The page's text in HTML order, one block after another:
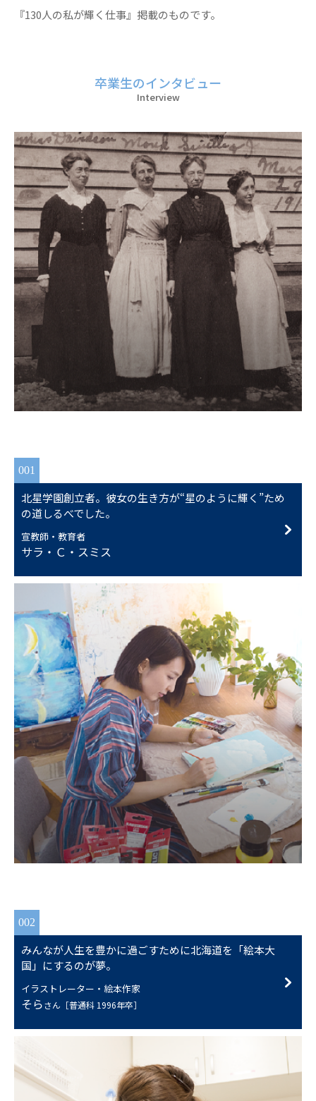
『130人の私が輝く仕事』掲載のものです。
卒業生のインタビュー
Interview
001
北星学園創立者。彼女の生き方が“星のように輝く”ため
の道しるべでした。
宣教師・教育者
サラ・Ｃ・スミス
002
みんなが人生を豊かに過ごすために北海道を「絵本大
国」にするのが夢。
イラストレーター・絵本作家
そらさん［普通科 1996年卒］